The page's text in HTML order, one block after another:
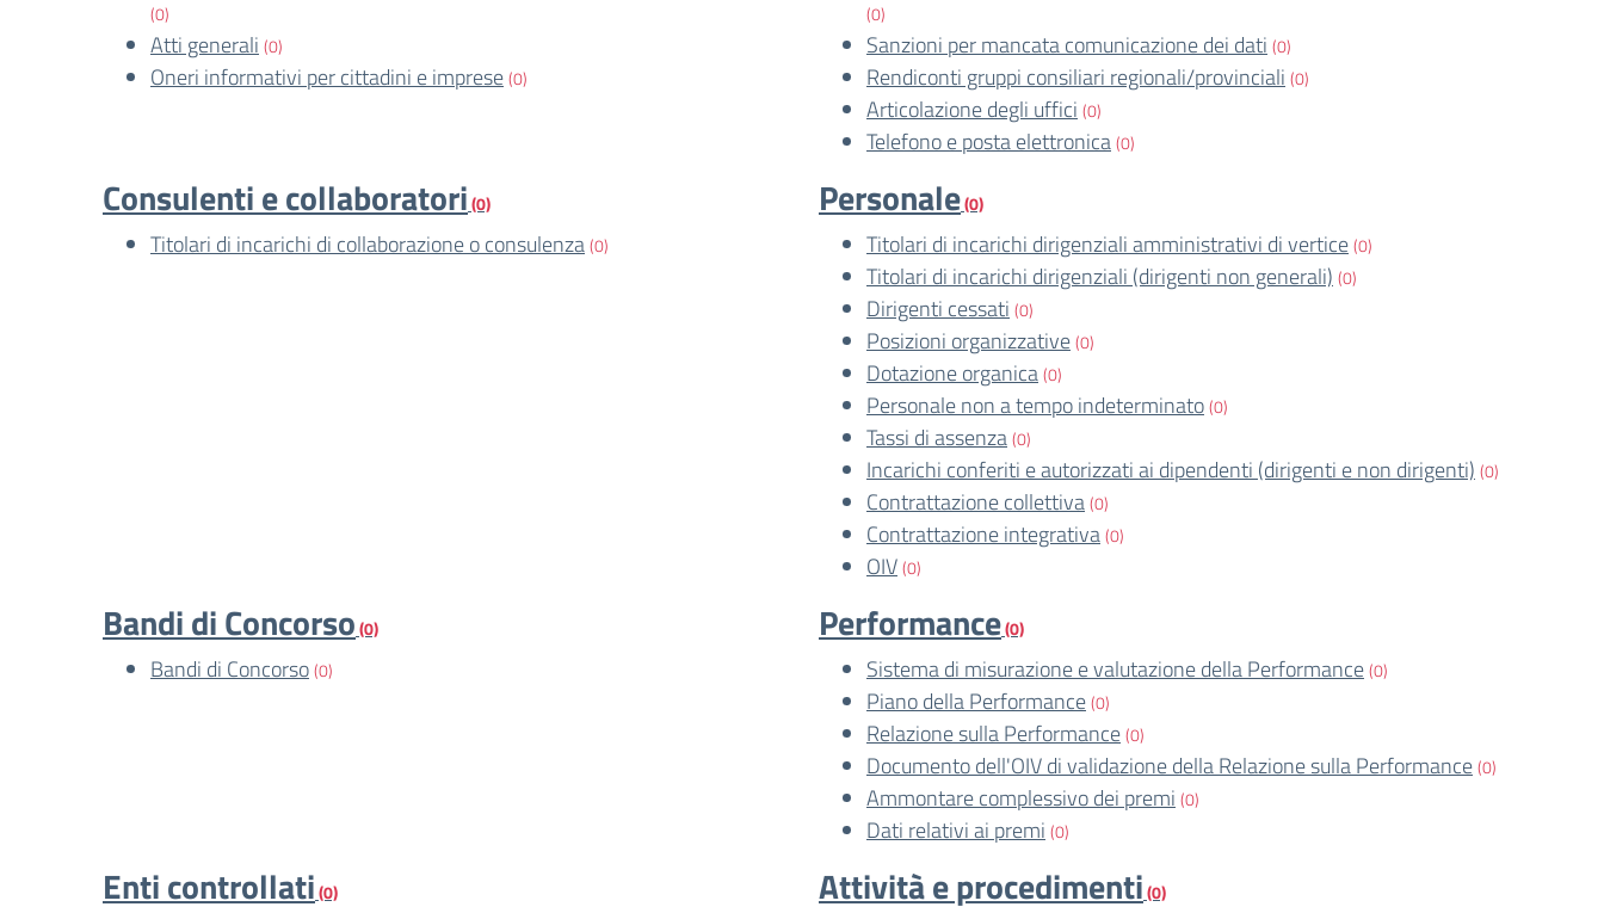
(0)
Atti generali (0)
Oneri informativi per cittadini e imprese(0)
(0)
Sanzioni per mancata comunicazione dei dati (0)
Rendiconti gruppi consiliari regionali/provinciali (0)
Articolazione degli uffici (0)
Telefono e posta elettronica(0)
Consulenti e collaboratori(0)
Titolari di incarichi di collaborazione o consulenza(0)
Personale(0)
Titolari di incarichi dirigenziali amministrativi di vertice(0)
Titolari di incarichi dirigenziali (dirigenti non generali) (0)
Dirigenti cessati (0)
Posizioni organizzative(0)
Dotazione organica(0)
Personale non a tempo indeterminato(0)
Tassi di assenza(0)
Incarichi conferiti e autorizzati ai dipendenti (dirigenti e non dirigenti) (0)
Contrattazione collettiva(0)
Contrattazione integrativa(0)
OIV(0)
Bandi di Concorso(0)
Bandi di Concorso(0)
Performance(0)
Sistema di misurazione e valutazione della Performance(0)
Piano della Performance(0)
Relazione sulla Performance(0)
Documento dell'OIV di validazione della Relazione sulla Performance(0)
Ammontare complessivo dei premi (0)
Dati relativi ai premi (0)
Enti controllati(0) Attività e procedimenti(0)